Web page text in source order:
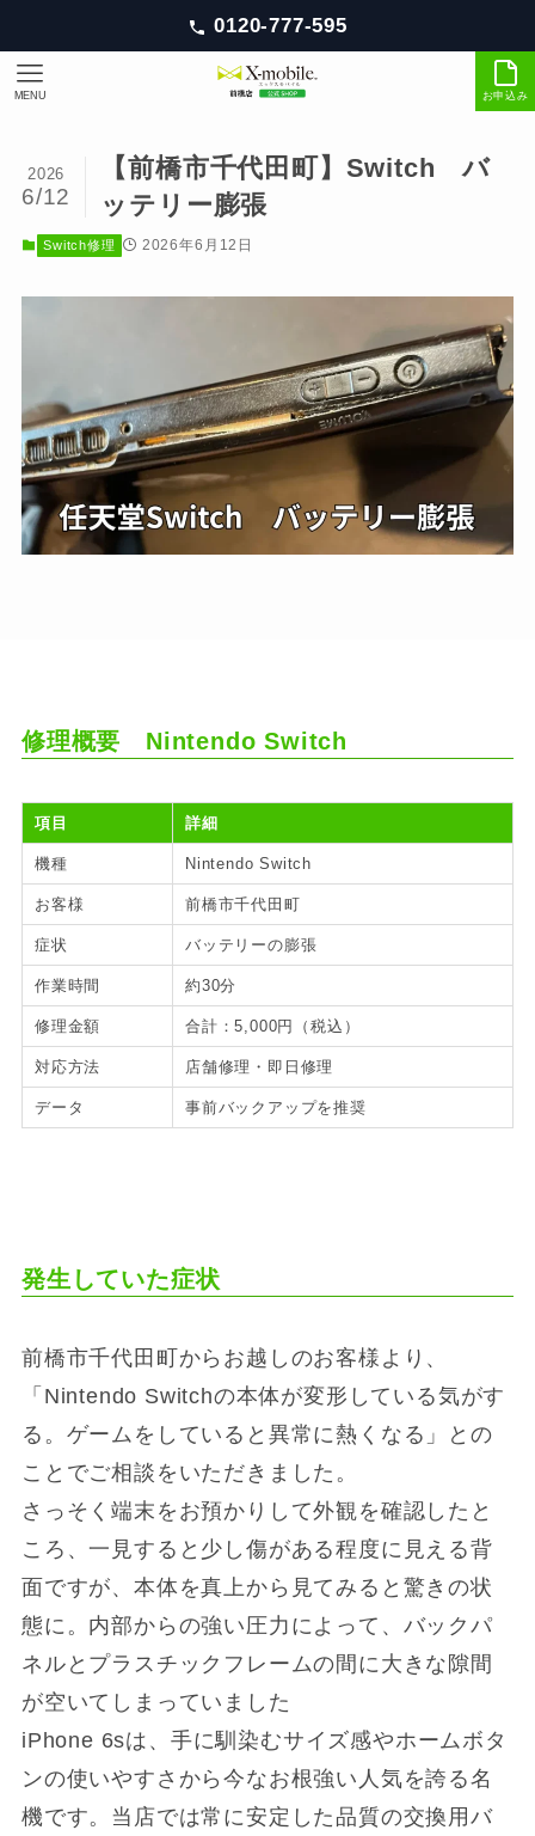
0120-777-595
お申込み
MENU
【前橋市千代田町】Switch バ
ッテリー膨張
2026
6/12
Switch修理 2026年6月12日
修理概要 Nintendo Switch
項目 詳細
機種 Nintendo Switch
お客様 前橋市千代田町
症状 バッテリーの膨張
作業時間 約30分
修理金額 合計：5,000円（税込）
対応方法 店舗修理・即日修理
データ 事前バックアップを推奨
発生していた症状
前橋市千代田町からお越しのお客様より、
「Nintendo Switchの本体が変形している気がす
る。ゲームをしていると異常に熱くなる」との
ことでご相談をいただきました。
さっそく端末をお預かりして外観を確認したと
ころ、一見すると少し傷がある程度に見える背
面ですが、本体を真上から見てみると驚きの状
態に。内部からの強い圧力によって、バックパ
ネルとプラスチックフレームの間に大きな隙間
が空いてしまっていました
iPhone 6sは、手に馴染むサイズ感やホームボタ
ンの使いやすさから今なお根強い人気を誇る名
機です。当店では常に安定した品質の交換用バ